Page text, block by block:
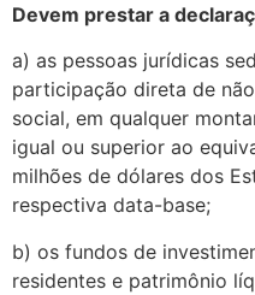
Devem prestar a
a) as pessoas jurídicas
participação direta de
social, em qualquer
igual ou superior ao
milhões de dólares dos
respectiva data-base;
b) os fundos de
residentes e patrimônio